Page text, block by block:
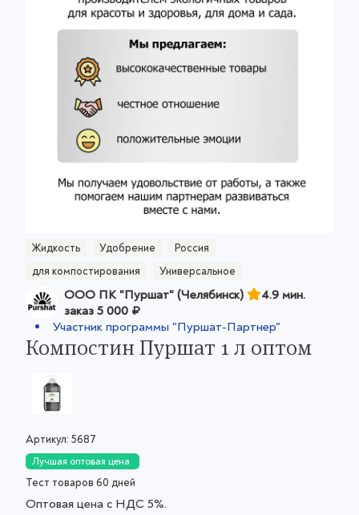
Жидкость Удобрение
Россия
для компостирования
Универсальное
ООО ПК "Пуршат" (Челябинск)
4.9 мин.
заказ 5 000 ₽
Участник программы "Пуршат-Партнер"
Компостин Пуршат 1 л оптом
Артикул: 5687
Лучшая оптовая цена
Тест товаров 60 дней
Оптовая цена с НДС 5%.